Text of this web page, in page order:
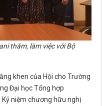
thăm, làm việc với Bộ
khen của Hội cho Trường
Đại học Tổng hợp
niệm chương hữu nghị